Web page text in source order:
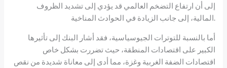
إلى أن ارتفاع التضخم العالمي قد يؤدي إلى تشديد الظروف
أما بالنسبة للتوترات الجيوسياسية، فقد أشار البنك إلى تأثيرها
الكبير على اقتصادات المنطقة، حيث تضررت بشكل خاص
اقتصادات الضفة الغربية وغزة، مما أدى إلى معاناة شديدة من نقص